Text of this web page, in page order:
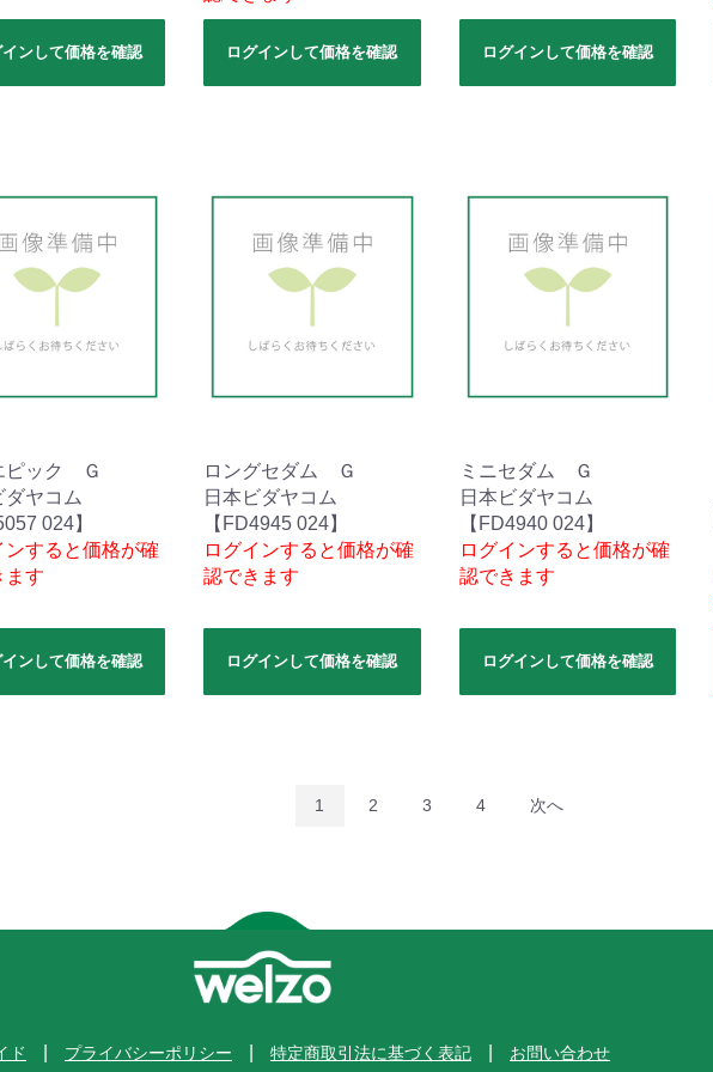
インして価格を確認 ログインして価格を確認 ログインして価格を確認
ピック Ｇ
ダヤコム
024】
ンすると価格が確
ます
インして価格を確認
ロングセダム Ｇ
日本ビダヤコム
【FD4945 024】
ログインすると価格が確
認できます
ログインして価格を確認
ミニセダム Ｇ
日本ビダヤコム
【FD4940 024】
ログインすると価格が確
認できます
ログインして価格を確認
1 2 3 4 次へ
ド プライバシーポリシー 特定商取引法に基づく表記 お問い合わせ